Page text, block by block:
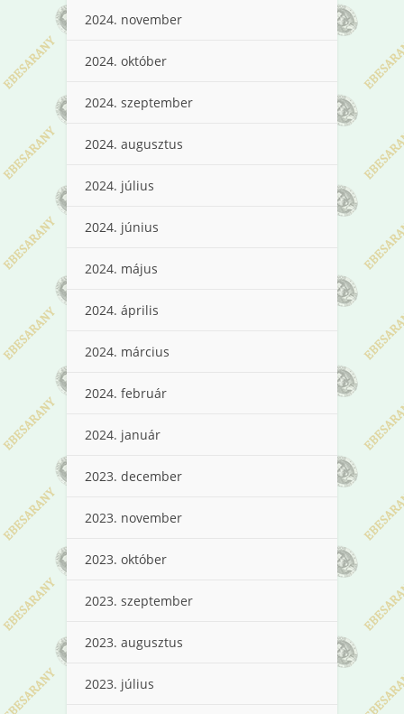
2024. november
2024. október
2024. szeptember
2024. augusztus
2024. július
2024. június
2024. május
2024. április
2024. március
2024. február
2024. január
2023. december
2023. november
2023. október
2023. szeptember
2023. augusztus
2023. július